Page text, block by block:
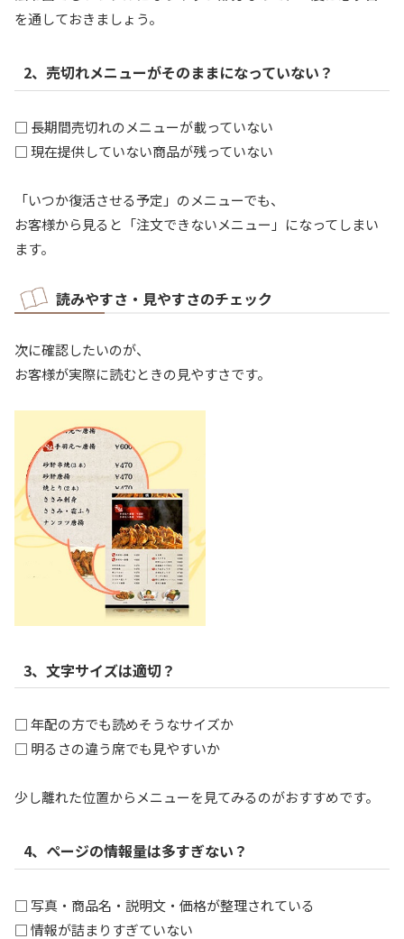
を通しておきましょう。
2、売切れメニューがそのままになっていない？
□ 長期間売切れのメニューが載っていない
□ 現在提供していない商品が残っていない
「いつか復活させる予定」のメニューでも、
お客様から見ると「注文できないメニュー」になってしまい
ます。
読みやすさ・見やすさのチェック
次に確認したいのが、
お客様が実際に読むときの見やすさです。
3、文字サイズは適切？
□ 年配の方でも読めそうなサイズか
□ 明るさの違う席でも見やすいか
少し離れた位置からメニューを見てみるのがおすすめです。
4、ページの情報量は多すぎない？
□ 写真・商品名・説明文・価格が整理されている
□ 情報が詰まりすぎていない